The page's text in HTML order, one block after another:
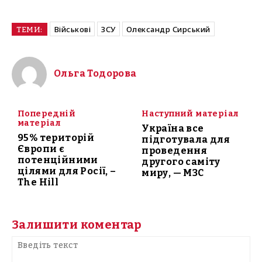
ТЕМИ: Військові ЗСУ Олександр Сирський
Ольга Тодорова
Попередній
матеріал
95% територій
Європи є
потенційними
цілями для Росії, –
The Hill
Наступний матеріал
Україна все
підготувала для
проведення
другого саміту
миру, — МЗС
Залишити коментар